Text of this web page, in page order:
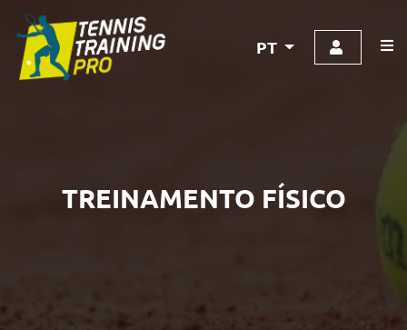
PT
TREINAMENTO FÍSICO